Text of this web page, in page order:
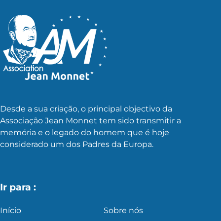
Desde a sua criação, o principal objectivo da
Associação Jean Monnet tem sido transmitir a
memória e o legado do homem que é hoje
considerado um dos Padres da Europa.
Ir para :
Início Sobre nós